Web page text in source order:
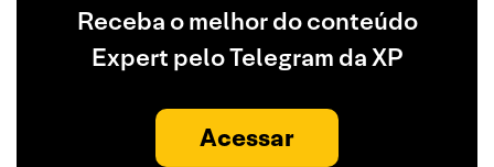
Receba o melhor do conteúdo
Expert pelo Telegram da XP
Acessar